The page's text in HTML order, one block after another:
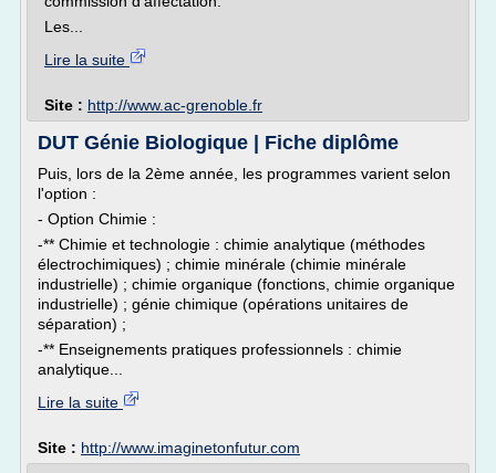
Les...
Lire la suite
Site : http://www.ac-grenoble.fr
DUT Génie Biologique | Fiche diplôme
Puis, lors de la 2ème année, les programmes varient selon
l'option :
- Option Chimie :
-** Chimie et technologie : chimie analytique (méthodes
électrochimiques) ; chimie minérale (chimie minérale
industrielle) ; chimie organique (fonctions, chimie organique
industrielle) ; génie chimique (opérations unitaires de
séparation) ;
-** Enseignements pratiques professionnels : chimie
analytique...
Lire la suite
Site : http://www.imaginetonfutur.com